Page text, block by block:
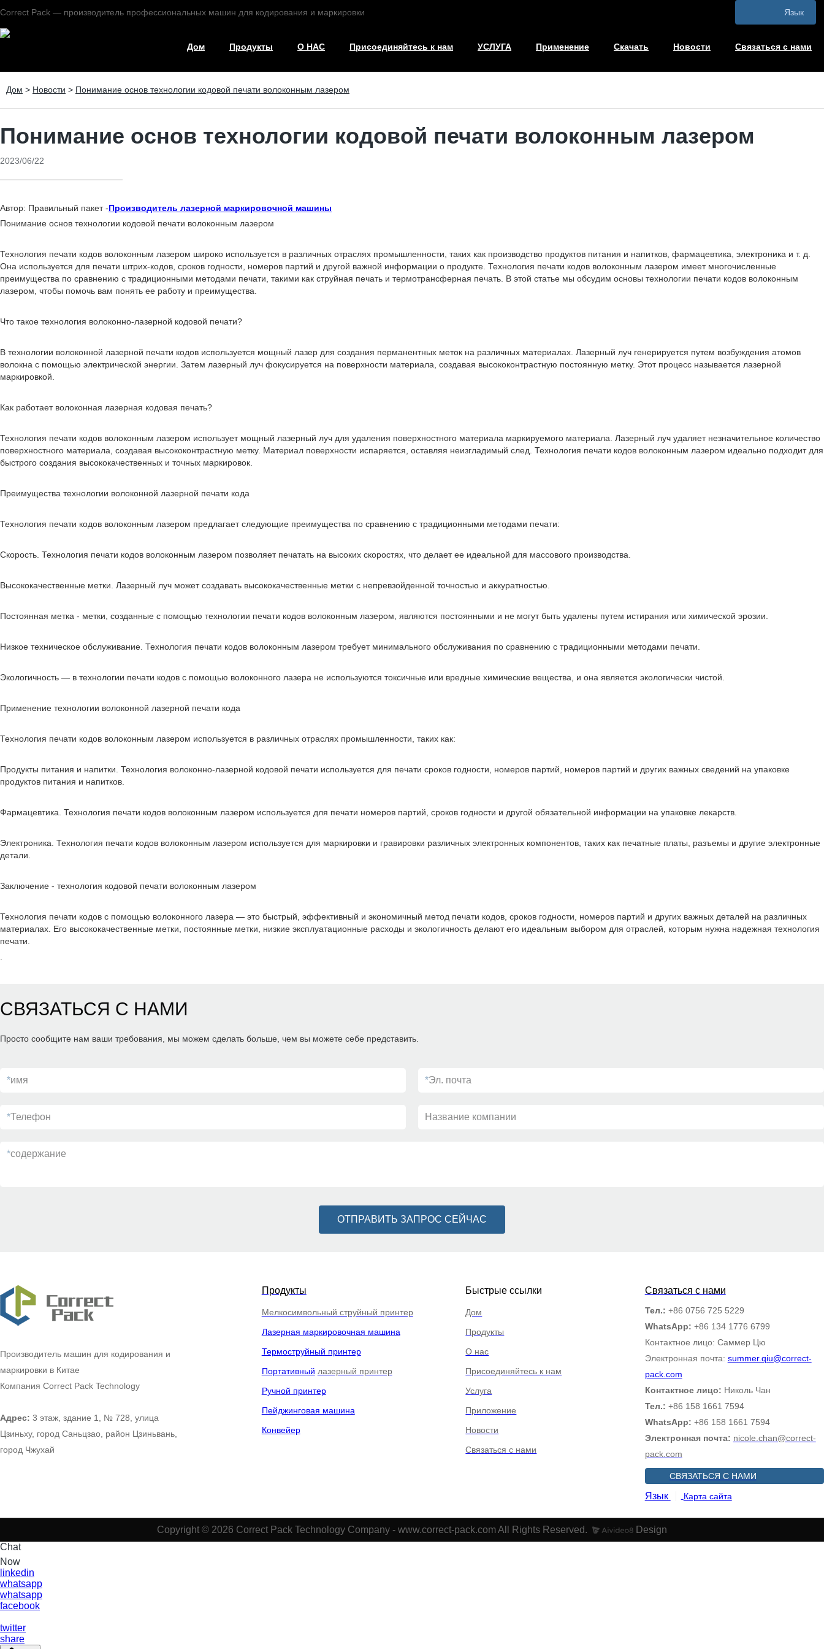
Correct Pack — производитель профессиональных машин для кодирования и маркировки Язык
Дом Продукты О НАС Присоединяйтесь к нам УСЛУГА Применение Скачать Новости Связаться с нами
Дом > Новости > Понимание основ технологии кодовой печати волоконным лазером
Понимание основ технологии кодовой печати волоконным лазером
2023/06/22
Автор: Правильный пакет -Производитель лазерной маркировочной машины
Понимание основ технологии кодовой печати волоконным лазером
Технология печати кодов волоконным лазером широко используется в различных отраслях промышленности, таких как производство продуктов питания и напитков, фармацевтика, электроника и т. д.
Она используется для печати штрих-кодов, сроков годности, номеров партий и другой важной информации о продукте. Технология печати кодов волоконным лазером имеет многочисленные
преимущества по сравнению с традиционными методами печати, такими как струйная печать и термотрансферная печать. В этой статье мы обсудим основы технологии печати кодов волоконным
лазером, чтобы помочь вам понять ее работу и преимущества.
Что такое технология волоконно-лазерной кодовой печати?
В технологии волоконной лазерной печати кодов используется мощный лазер для создания перманентных меток на различных материалах. Лазерный луч генерируется путем возбуждения атомов
волокна с помощью электрической энергии. Затем лазерный луч фокусируется на поверхности материала, создавая высококонтрастную постоянную метку. Этот процесс называется лазерной
маркировкой.
Как работает волоконная лазерная кодовая печать?
Технология печати кодов волоконным лазером использует мощный лазерный луч для удаления поверхностного материала маркируемого материала. Лазерный луч удаляет незначительное количество
поверхностного материала, создавая высококонтрастную метку. Материал поверхности испаряется, оставляя неизгладимый след. Технология печати кодов волоконным лазером идеально подходит для
быстрого создания высококачественных и точных маркировок.
Преимущества технологии волоконной лазерной печати кода
Технология печати кодов волоконным лазером предлагает следующие преимущества по сравнению с традиционными методами печати:
Скорость. Технология печати кодов волоконным лазером позволяет печатать на высоких скоростях, что делает ее идеальной для массового производства.
Высококачественные метки. Лазерный луч может создавать высококачественные метки с непревзойденной точностью и аккуратностью.
Постоянная метка - метки, созданные с помощью технологии печати кодов волоконным лазером, являются постоянными и не могут быть удалены путем истирания или химической эрозии.
Низкое техническое обслуживание. Технология печати кодов волоконным лазером требует минимального обслуживания по сравнению с традиционными методами печати.
Экологичность — в технологии печати кодов с помощью волоконного лазера не используются токсичные или вредные химические вещества, и она является экологически чистой.
Применение технологии волоконной лазерной печати кода
Технология печати кодов волоконным лазером используется в различных отраслях промышленности, таких как:
Продукты питания и напитки. Технология волоконно-лазерной кодовой печати используется для печати сроков годности, номеров партий, номеров партий и других важных сведений на упаковке
продуктов питания и напитков.
Фармацевтика. Технология печати кодов волоконным лазером используется для печати номеров партий, сроков годности и другой обязательной информации на упаковке лекарств.
Электроника. Технология печати кодов волоконным лазером используется для маркировки и гравировки различных электронных компонентов, таких как печатные платы, разъемы и другие электронные
детали.
Заключение - технология кодовой печати волоконным лазером
Технология печати кодов с помощью волоконного лазера — это быстрый, эффективный и экономичный метод печати кодов, сроков годности, номеров партий и других важных деталей на различных
материалах. Его высококачественные метки, постоянные метки, низкие эксплуатационные расходы и экологичность делают его идеальным выбором для отраслей, которым нужна надежная технология
печати.
СВЯЗАТЬСЯ С НАМИ
Просто сообщите нам ваши требования, мы можем сделать больше, чем вы можете себе представить.
*имя *Эл. почта
*Телефон Название компании
*содержание
ОТПРАВИТЬ ЗАПРОС СЕЙЧАС
Производитель машин для кодирования и
маркировки в Китае
Компания Correct Pack Technology
Адрес: 3 этаж, здание 1, № 728, улица
Цзиньху, город Саньцзао, район Цзиньвань,
город Чжухай
Продукты
Мелкосимвольный струйный принтер
Лазерная маркировочная машина
Термоструйный принтер
Портативный лазерный принтер
Ручной принтер
Пейджинговая машина
Конвейер
Быстрые ссылки
Дом
Продукты
О нас
Присоединяйтесь к нам
Услуга
Приложение
Новости
Связаться с нами
Связаться с нами
Тел.: +86 0756 725 5229
WhatsApp: +86 134 1776 6799
Контактное лицо: Саммер Цю
Электронная почта: summer.qiu@correct-
pack.com
Контактное лицо: Николь Чан
Тел.: +86 158 1661 7594
WhatsApp: +86 158 1661 7594
Электронная почта: nicole.chan@correct-
pack.com
СВЯЗАТЬСЯ С НАМИ
Язык Карта сайта
Copyright © 2026 Correct Pack Technology Company - www.correct-pack.com All Rights Reserved.
Design
Chat
Now
linkedin
whatsapp
whatsapp
facebook
twitter
share